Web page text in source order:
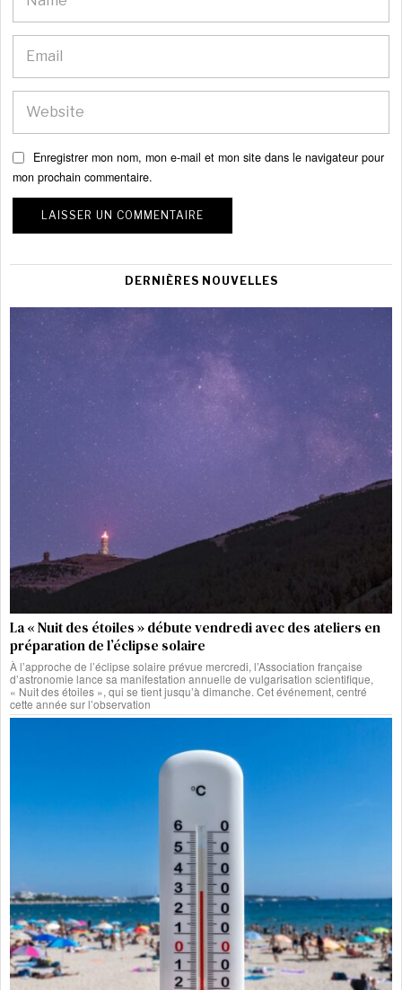
Enregistrer mon nom, mon e-mail et mon site dans le navigateur pour
mon prochain commentaire.
DERNIÈRES NOUVELLES
La « Nuit des étoiles » débute vendredi avec des ateliers en
préparation de l’éclipse solaire
À l’approche de l’éclipse solaire prévue mercredi, l’Association française
d’astronomie lance sa manifestation annuelle de vulgarisation scientifique,
« Nuit des étoiles », qui se tient jusqu’à dimanche. Cet événement, centré
cette année sur l’observation